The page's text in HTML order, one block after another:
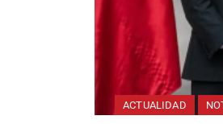
ACTUALIDAD